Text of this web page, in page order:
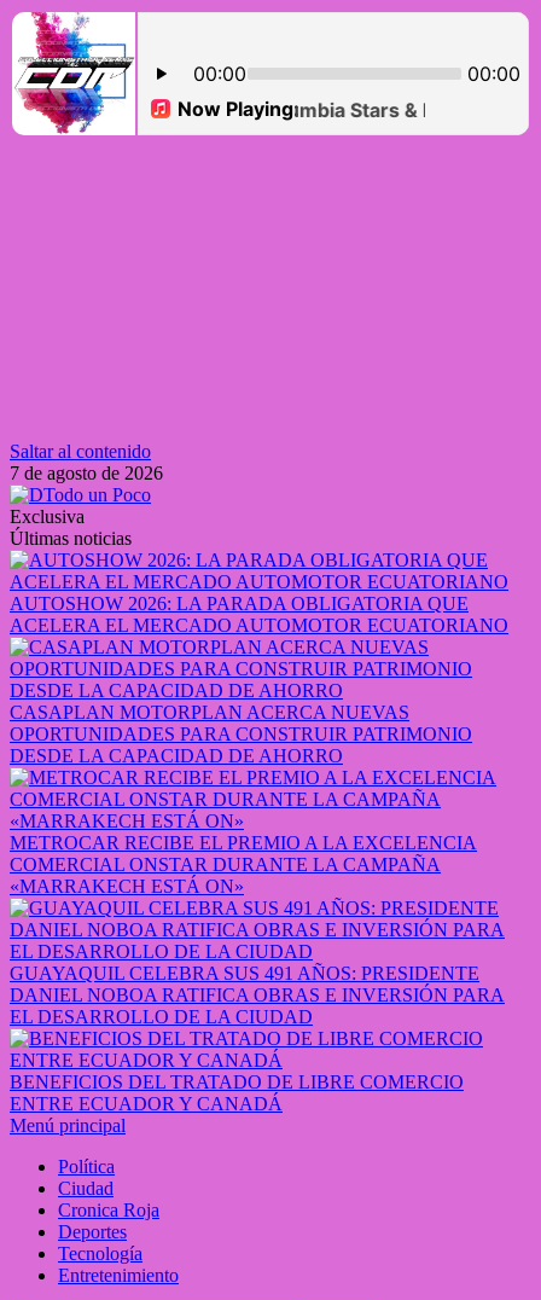
Saltar al contenido
7 de agosto de 2026
Exclusiva
Últimas noticias
AUTOSHOW 2026: LA PARADA OBLIGATORIA QUE
ACELERA EL MERCADO AUTOMOTOR ECUATORIANO
CASAPLAN MOTORPLAN ACERCA NUEVAS
OPORTUNIDADES PARA CONSTRUIR PATRIMONIO
DESDE LA CAPACIDAD DE AHORRO
METROCAR RECIBE EL PREMIO A LA EXCELENCIA
COMERCIAL ONSTAR DURANTE LA CAMPAÑA
«MARRAKECH ESTÁ ON»
GUAYAQUIL CELEBRA SUS 491 AÑOS: PRESIDENTE
DANIEL NOBOA RATIFICA OBRAS E INVERSIÓN PARA
EL DESARROLLO DE LA CIUDAD
BENEFICIOS DEL TRATADO DE LIBRE COMERCIO
ENTRE ECUADOR Y CANADÁ
Menú principal
Política
Ciudad
Cronica Roja
Deportes
Tecnología
Entretenimiento